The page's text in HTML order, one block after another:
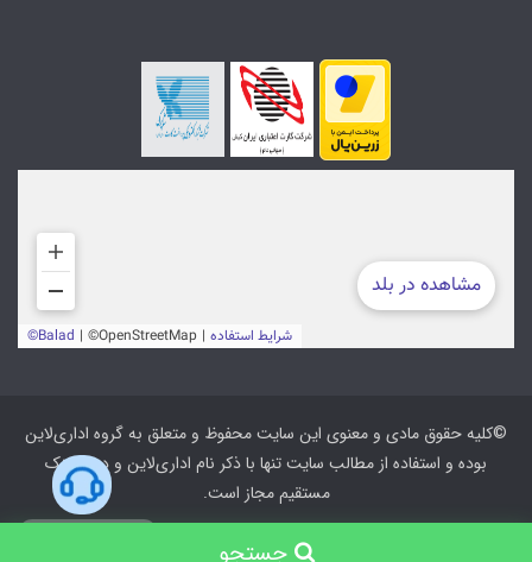
جستجو
©کلیه حقوق مادی و معنوی این سایت محفوظ و متعلق به گروه اداری‌لاین
بوده و استفاده از مطالب سایت تنها با ذکر نام اداری‌لاین و درج لینک
مستقیم مجاز است.